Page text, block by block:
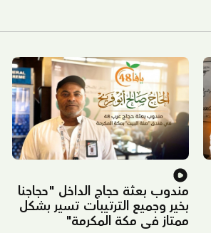
مندوب بعثة حجاج الداخل "حجاجنا
بخير وجميع الترتيبات تسير بشكل
ممتاز في مكة المكرمة"